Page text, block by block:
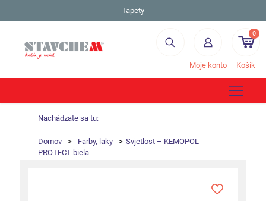
Tapety
Moje konto
0
Košík
Nachádzate sa tu:
Domov > Farby, laky > Svjetlost – KEMOPOL
PROTECT biela